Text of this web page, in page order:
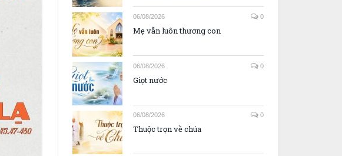
06/08/2026 0
Mẹ vẫn luôn thương con
06/08/2026 0
Giọt nước
06/08/2026 0
Thuộc trọn về chúa